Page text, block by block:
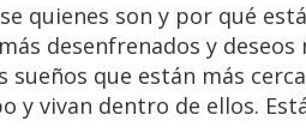
quienes son y por qué
desenfrenados y
sueños que están más
y vivan dentro de ellos.